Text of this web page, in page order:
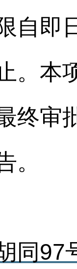
自即
。本
终审
。
同97